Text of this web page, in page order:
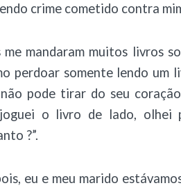
crime cometido contra
me mandaram muitos livros
perdoar somente lendo
pode tirar do seu
o livro de lado, olhei
?”.
eu e meu marido